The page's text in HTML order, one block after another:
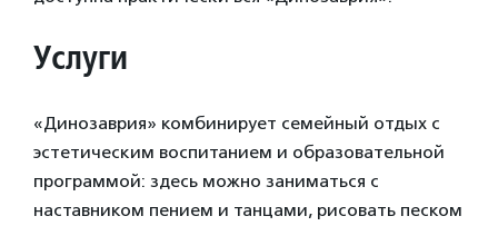
Услуги
«Динозаврия» комбинирует семейный отдых с
эстетическим воспитанием и образовательной
программой: здесь можно заниматься с
наставником пением и танцами, рисовать песком